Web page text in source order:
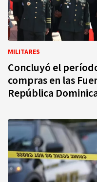
MILITARES
Concluyó el
compras en las
República